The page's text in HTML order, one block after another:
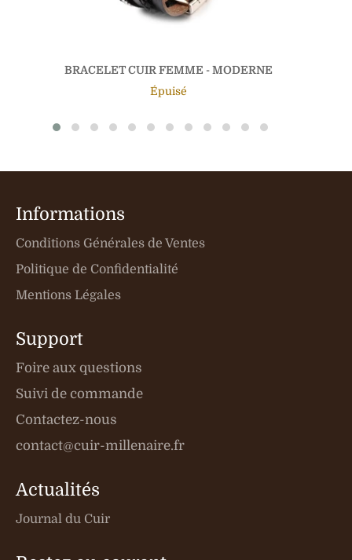
BRACELET CUIR FEMME - MODERNE
Épuisé
Informations
Conditions Générales de Ventes
Politique de Confidentialité
Mentions Légales
Support
Foire aux questions
Suivi de commande
Contactez-nous
contact@cuir-millenaire.fr
Actualités
Journal du Cuir